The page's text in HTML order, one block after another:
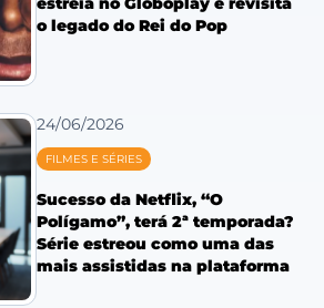
o legado do Rei do Pop
24/06/2026
FILMES E SÉRIES
Sucesso da Netflix, “O
Polígamo”, terá 2ª temporada?
Série estreou como uma das
mais assistidas na plataforma